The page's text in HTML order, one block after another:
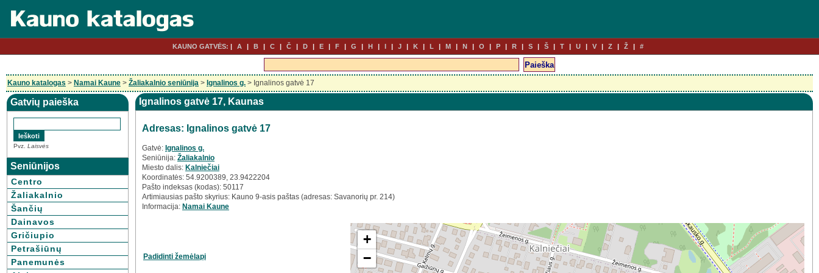
KAUNO GATVĖS: A B C Č D E F G H I J K L M N O P R S Š T U V Z Ž #
Kauno katalogas > Namai Kaune > Žaliakalnio seniūnija > Ignalinos g. > Ignalinos gatvė 17
Gatvių paieška
Pvz. Laisvės
Seniūnijos
Centro
Žaliakalnio
Šančių
Dainavos
Gričiupio
Petrašiūnų
Panemunės
Ignalinos gatvė 17, Kaunas
Adresas: Ignalinos gatvė 17
Gatvė: Ignalinos g.
Seniūnija: Žaliakalnio
Miesto dalis: Kalniečiai
Koordinatės: 54.9200389, 23.9422204
Pašto indeksas (kodas): 50117
Artimiausias pašto skyrius: Kauno 9-asis paštas (adresas: Savanorių pr. 214)
Informacija: Namai Kaune
Padidinti žemėlapį
+
−